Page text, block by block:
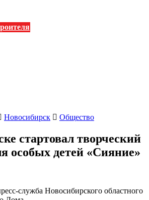
Новосибирск Общество
стартовал творческий
особых детей «Сияние»
служба Новосибирского областного